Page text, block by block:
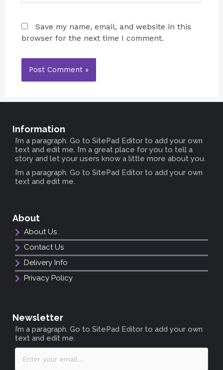
Save my name, email, and website in this
browser for the next time I comment.
Information
I’m a paragraph. Go to SitePad Editor to add your own
text and edit me. I’m a great place for you to tell a
story and let your users know a little more about you.
I’m a paragraph. Go to SitePad Editor to add your own
text and edit me.
About
About Us
Contact Us
Delivery Info
Privacy Policy
Newsletter
I’m a paragraph. Go to SitePad Editor to add your own
text and edit me.